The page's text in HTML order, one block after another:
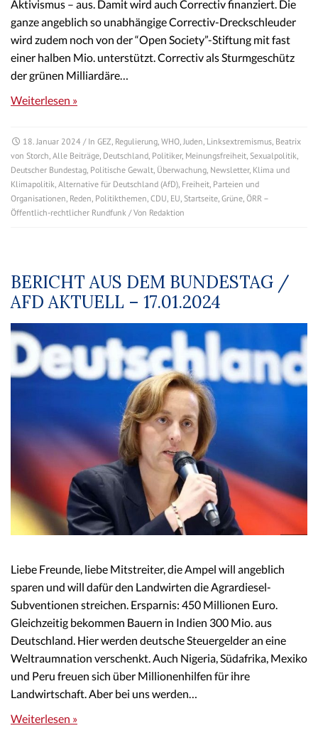
Aktivismus – aus. Damit wird auch Correctiv finanziert. Die
ganze angeblich so unabhängige Correctiv-Dreckschleuder
wird zudem noch von der “Open Society”-Stiftung mit fast
einer halben Mio. unterstützt. Correctiv als Sturmgeschütz
der grünen Milliardäre…
Weiterlesen »
18. Januar 2024 / In GEZ, Regulierung, WHO,Juden, Linksextremismus, Beatrix
von Storch, Alle Beiträge, Deutschland, Politiker, Meinungsfreiheit, Sexualpolitik,
Deutscher Bundestag, Politische Gewalt, Überwachung, Newsletter, Klima und
Klimapolitik, Alternative für Deutschland (AfD), Freiheit, Parteien und
Organisationen, Reden, Politikthemen, CDU, EU, Startseite, Grüne, ÖRR –
Öffentlich-rechtlicher Rundfunk / Von Redaktion
BERICHT AUS DEM BUNDESTAG /
AFD AKTUELL – 17.01.2024
Liebe Freunde, liebe Mitstreiter, die Ampel will angeblich
sparen und will dafür den Landwirten die Agrardiesel-
Subventionen streichen. Ersparnis: 450 Millionen Euro.
Gleichzeitig bekommen Bauern in Indien 300 Mio. aus
Deutschland. Hier werden deutsche Steuergelder an eine
Weltraumnation verschenkt. Auch Nigeria, Südafrika, Mexiko
und Peru freuen sich über Millionenhilfen für ihre
Landwirtschaft. Aber bei uns werden…
Weiterlesen »